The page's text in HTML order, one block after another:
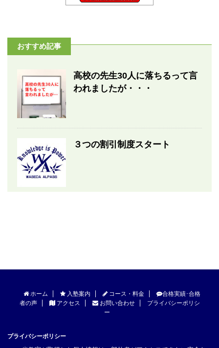
おすすめ記事
高校の先生30人に落ちるって言
われましたが・・・
３つの割引制度スタート
ホーム 入塾案内 コース・料金
合格実績･合格
者の声
アクセス お問い合わせ
プライバシーポリシ
ー
プライバシーポリシー